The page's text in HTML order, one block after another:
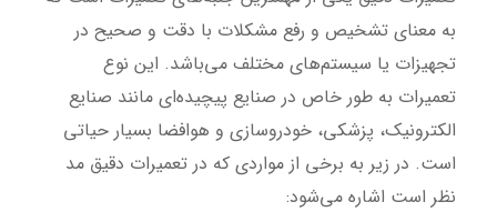
به معنای تشخیص و رفع مشکلات با دقت و صحیح در
تجهیزات یا سیستم‌های مختلف می‌باشد. این نوع
تعمیرات به طور خاص در صنایع پیچیده‌ای مانند صنایع
الکترونیک، پزشکی، خودروسازی و هوافضا بسیار حیاتی
است. در زیر به برخی از مواردی که در تعمیرات دقیق مد
نظر است اشاره می‌شود: